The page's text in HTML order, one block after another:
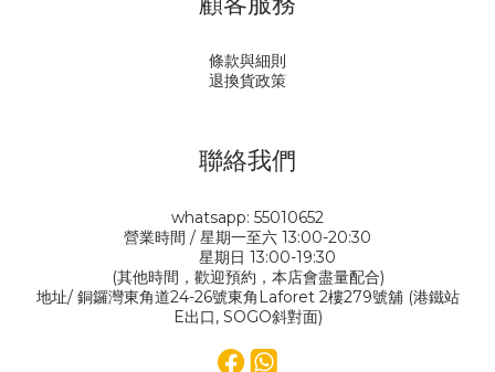
條款與細則
退換貨政策
聯絡我們
whatsapp: 55010652
營業時間 / 星期一至六 13:00-20:30
星期日 13:00-19:30
(其他時間，歡迎預約，本店會盡量配合)
地址/ 銅鑼灣東角道24-26號東角Laforet 2樓279號舖 (港鐵站
E出口, SOGO斜對面)